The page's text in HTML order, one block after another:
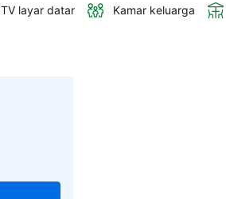
TV layar datar Kamar keluarga